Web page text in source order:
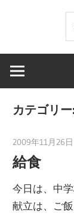
プ
カテゴリ
2009年11月26日
給食
今日は、中
献立は、ご